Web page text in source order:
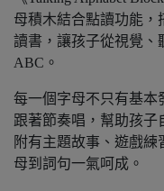
母積木結合點讀功能，
讀書，讓孩子從視覺、
ABC。
每一個字母不只有基本
跟著節奏唱，幫助孩子
附有主題故事、遊戲
母到詞句一氣呵成。